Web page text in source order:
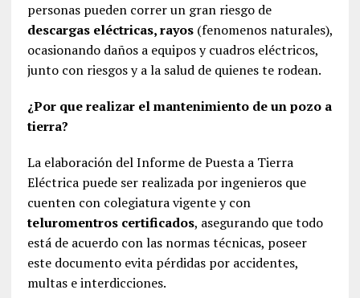
personas pueden correr un gran riesgo de
descargas eléctricas, rayos(fenomenos naturales),
ocasionando daños a equipos y cuadros eléctricos,
junto con riesgos y a la salud de quienes te rodean.
¿Por que realizar el mantenimiento de un pozo a
tierra?
La elaboración del Informe de Puesta a Tierra
Eléctrica puede ser realizada por ingenieros que
cuenten con colegiatura vigente y con
teluromentros certificados, asegurando que todo
está de acuerdo con las normas técnicas, poseer
este documento evita pérdidas por accidentes,
multas e interdicciones.